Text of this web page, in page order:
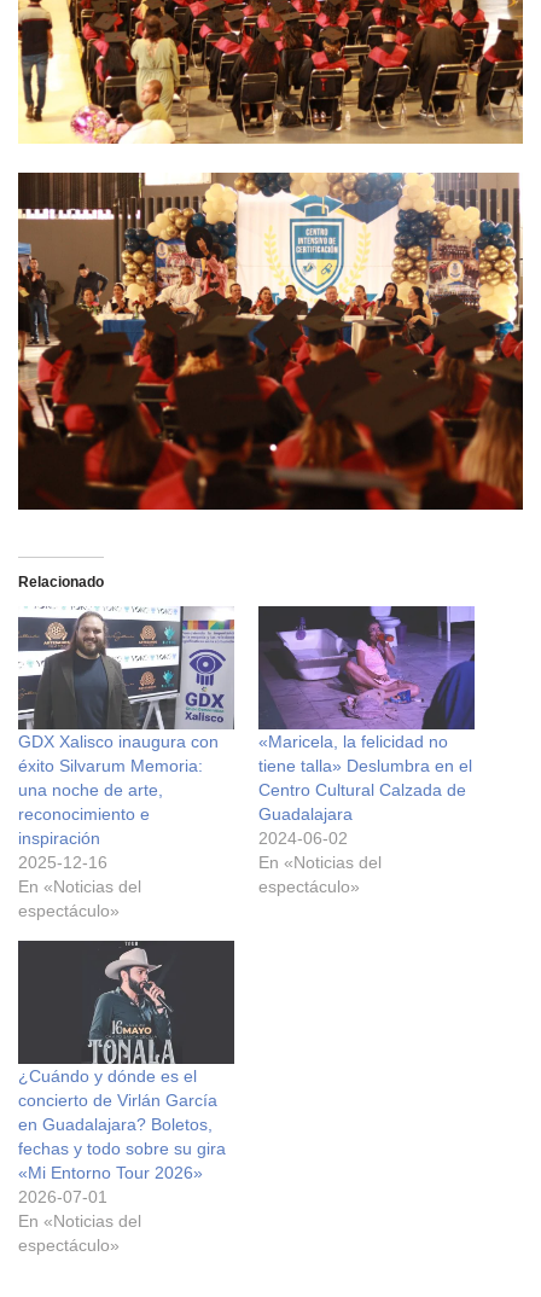
Relacionado
GDX Xalisco inaugura con
éxito Silvarum Memoria:
una noche de arte,
reconocimiento e
inspiración
2025-12-16
En «Noticias del
espectáculo»
«Maricela, la felicidad no
tiene talla» Deslumbra en el
Centro Cultural Calzada de
Guadalajara
2024-06-02
En «Noticias del
espectáculo»
¿Cuándo y dónde es el
concierto de Virlán García
en Guadalajara? Boletos,
fechas y todo sobre su gira
«Mi Entorno Tour 2026»
2026-07-01
En «Noticias del
espectáculo»